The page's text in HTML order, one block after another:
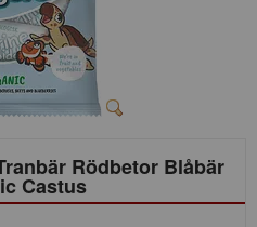
Rödbetor Blåbär
Castus